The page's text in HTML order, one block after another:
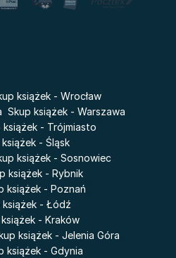
Światy Pilipiuka
Cień od wschodu
Przebudzenie powietrza
Pieśń Lwicy
Akademia wampirów
Karneval
Baśń o złamanym sercu
Prosta zabawa
książek - Wrocław
Skup książek - Warszawa
książek - Trójmiasto
- Śląsk
książek - Sosnowiec
książek - Rybnik
książek - Poznań
książek - Łódź
- Kraków
książek - Jelenia Góra
książek - Gdynia